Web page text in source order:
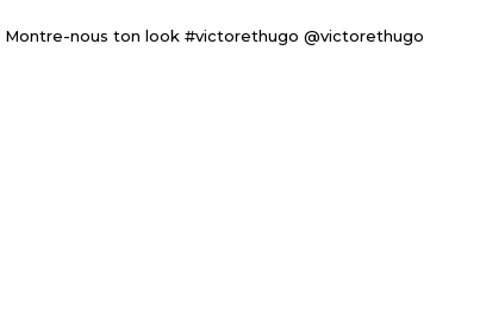
Montre-nous ton look #victorethugo @victorethugo